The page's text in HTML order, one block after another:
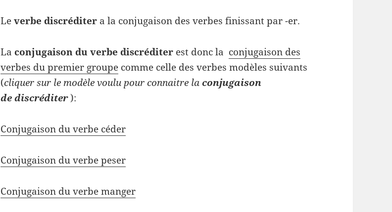
Leverbe discréditer a la conjugaison des verbes finissant par -er.
La conjugaison du verbe discréditer est donc la conjugaison des
verbes du premier groupe comme celle des verbes modèles suivants
(cliquer sur le modèle voulu pour connaitre laconjugaison
de discréditer):
Conjugaison du verbe céder
Conjugaison du verbe peser
Conjugaison du verbe manger